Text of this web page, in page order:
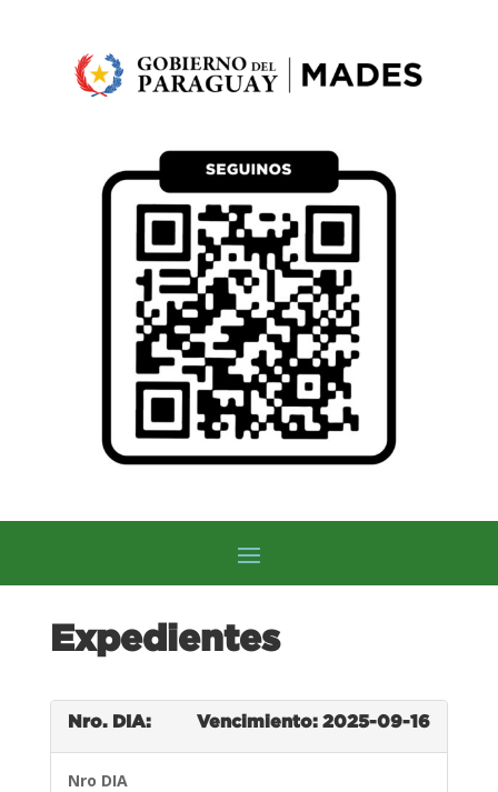
Expedientes
Nro. DIA: Vencimiento: 2025-09-16
Nro DIA